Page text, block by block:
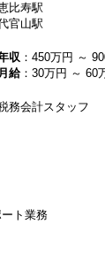
)
ら、自分自身で
クと国税OBのダ
のステップ」を
になります。
採用の道も用意
ニークな手当制
利厚生の他に、
なオフィスです】
たオフィス。
タッフが立ち上げ
り、IT系など最先
り、専門学校が
でお客様から一
ッショナルとし
い」という理想を
比寿駅
官山駅
収 ：450万円 ～
給：30万円 ～ 60
務会計スタッフ
ト業務